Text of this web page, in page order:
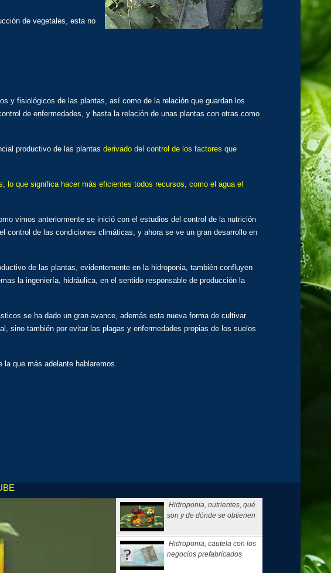
de vegetales, esta no
y fisiológicos de las plantas, así como de la relación que guardan los
de enfermedades, y hasta la relación de unas plantas con otras como
productivo de las plantas derivado del control de los factores que
lo que significa hacer más eficientes todos recursos, como el agua el
vimos anteriormente se inició con el estudios del control de la nutrición
control de las condiciones climáticas, y ahora se ve un gran desarrollo en
de las plantas, evidentemente en la hidroponia, también confluyen
la ingeniería, hidráulica, en el sentido responsable de producción la
se ha dado un gran avance, además esta nueva forma de cultivar
sino también por evitar las plagas y enfermedades propias de los suelos
la que más adelante hablaremos.
Hidroponia, nutrientes, qué
son y de dónde se obtienen
Hidroponia, cautela con los
negocios prefabricados